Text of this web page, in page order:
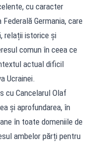
cu caracter
Germania, care
relații istorice și
comun în ceea ce
actual dificil
Ucrainei.
cu Cancelarul Olaf
și aprofundarea, în
în toate domeniile de
ambelor părți pentru